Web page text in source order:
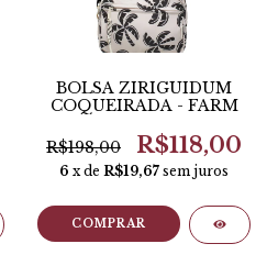
BOLSA ZIRIGUIDUM
COQUEIRADA - FARM
R$198,00 R$118,00
6 x de R$19,67 sem juros
COMPRAR